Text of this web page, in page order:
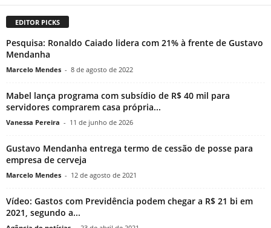
EDITOR PICKS
Pesquisa: Ronaldo Caiado lidera com 21% à frente de Gustavo
Mendanha
Marcelo Mendes - 8 de agosto de 2022
Mabel lança programa com subsídio de R$ 40 mil para
servidores comprarem casa própria...
Vanessa Pereira - 11 de junho de 2026
Gustavo Mendanha entrega termo de cessão de posse para
empresa de cerveja
Marcelo Mendes - 12 de agosto de 2021
Vídeo: Gastos com Previdência podem chegar a R$ 21 bi em
2021, segundo a...